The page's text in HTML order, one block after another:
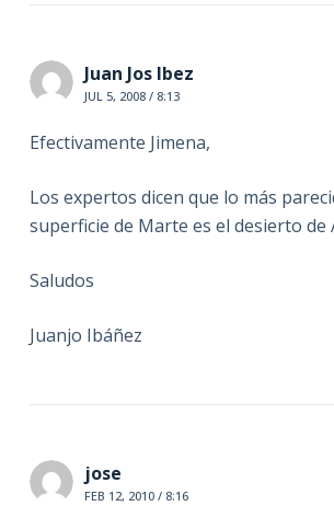
Juan Jos Ibez
JUL 5, 2008 / 8:13
Efectivamente Jimena,
Los expertos dicen que lo más
superficie de Marte es el desierto de
Saludos
Juanjo Ibáñez
jose
FEB 12, 2010 / 8:16